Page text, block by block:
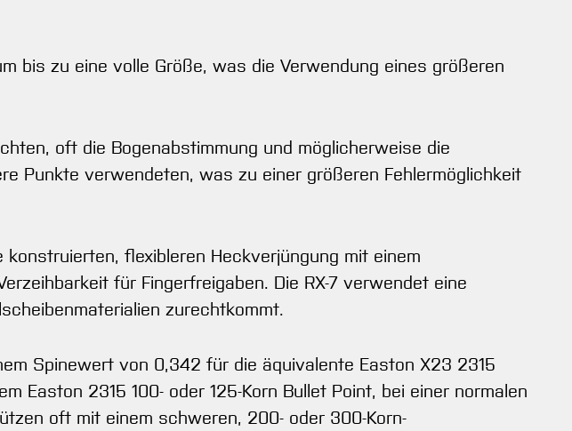
bis zu eine volle Größe, was die Verwendung eines größeren
oft die Bogenabstimmung und möglicherweise die
Punkte verwendeten, was zu einer größeren Fehlermöglichkeit
flexibleren Heckverjüngung mit einem
für Fingerfreigaben. Die RX-7 verwendet eine
zurechtkommt.
Spinewert von 0,342 für die äquivalente Easton X23 2315
Easton 2315 100- oder 125-Korn Bullet Point, bei einer normalen
oft mit einem schweren, 200- oder 300-Korn-